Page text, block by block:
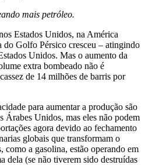
mais petróleo.
Estados Unidos, na América
do Golfo Pérsico cresceu – atingindo
Unidos. Mas o aumento da
extra bombeado não é
de 14 milhões de barris por
para aumentar a produção são
Árabes Unidos, mas eles não podem
agora devido ao fechamento
globais que transformam o
como a gasolina, estão operando em
dela (se não tiverem sido destruídas